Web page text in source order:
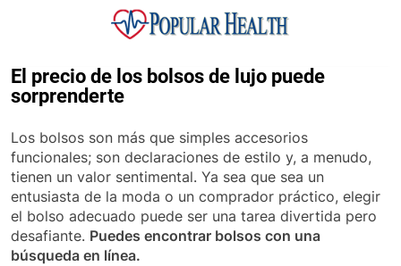
Popular Health
El precio de los bolsos de lujo puede
sorprenderte
Los bolsos son más que simples accesorios
funcionales; son declaraciones de estilo y, a menudo,
tienen un valor sentimental. Ya sea que sea un
entusiasta de la moda o un comprador práctico, elegir
el bolso adecuado puede ser una tarea divertida pero
desafiante. Puedes encontrar bolsos con una
búsqueda en línea.